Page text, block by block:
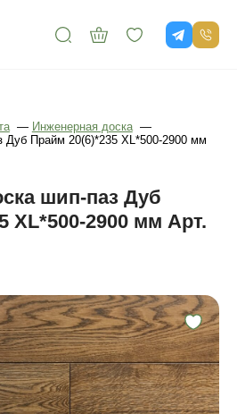
— Инженерная доска —
Дуб Прайм 20(6)*235 XL*500-2900 мм
шип-паз Дуб
XL*500-2900 мм Арт.